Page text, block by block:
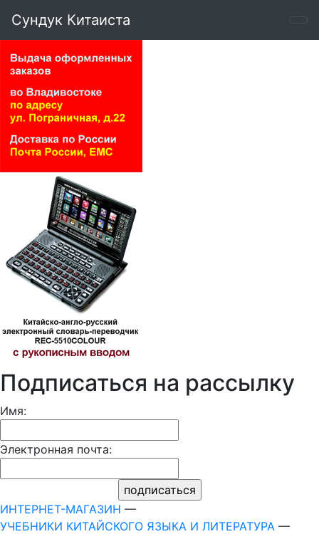
Сундук Китаиста
Подписаться на рассылку
Имя:
Электронная почта:
ИНТЕРНЕТ-МАГАЗИН —
УЧЕБНИКИ КИТАЙСКОГО ЯЗЫКА И ЛИТЕРАТУРА —